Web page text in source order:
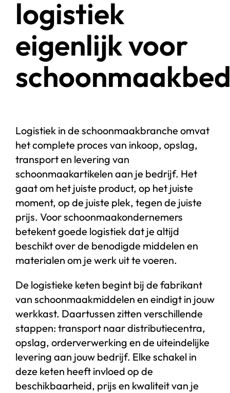
logistiek
eigenlijk voor
Logistiek in de schoonmaakbranche omvat
het complete proces van inkoop, opslag,
transport en levering van
schoonmaakartikelen aan je bedrijf. Het
gaat om het juiste product, op het juiste
moment, op de juiste plek, tegen de juiste
prijs. Voor schoonmaakondernemers
betekent goede logistiek dat je altijd
beschikt over de benodigde middelen en
materialen om je werk uit te voeren.
De logistieke keten begint bij de fabrikant
van schoonmaakmiddelen en eindigt in jouw
werkkast. Daartussen zitten verschillende
stappen: transport naar distributiecentra,
opslag, orderverwerking en de uiteindelijke
levering aan jouw bedrijf. Elke schakel in
deze keten heeft invloed op de
beschikbaarheid, prijs en kwaliteit van je